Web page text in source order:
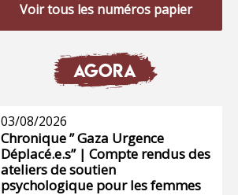
Voir tous les numéros papier
AGORA
03/08/2026
Chronique ” Gaza Urgence
Déplacé.e.s” | Compte rendus des
ateliers de soutien
psychologique pour les femmes